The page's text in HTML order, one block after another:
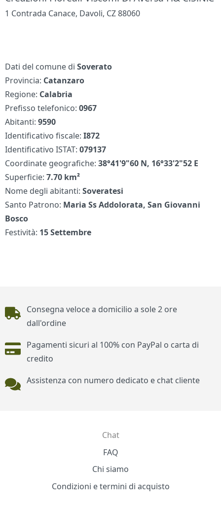
1 Contrada Canace, Davoli, CZ 88060
Dati del comune diSoverato
Provincia: Catanzaro
Regione: Calabria
Prefisso telefonico:0967
Abitanti:9590
Identificativo fiscale:I872
Identificativo ISTAT:079137
Coordinate geografiche:38°41'9"60 N, 16°33'2"52 E
Superficie:7.70 km²
Nome degli abitanti:Soveratesi
Santo Patrono: Maria Ss Addolorata, San Giovanni
Bosco
Festività: 15 Settembre
Piè di pagina
Consegna veloce a domicilio a sole 2 ore
dall'ordine
Pagamenti sicuri al 100% con PayPal o carta di
credito
Assistenza con numero dedicato e chat cliente
Chat
FAQ
Chi siamo
Condizioni e termini di acquisto